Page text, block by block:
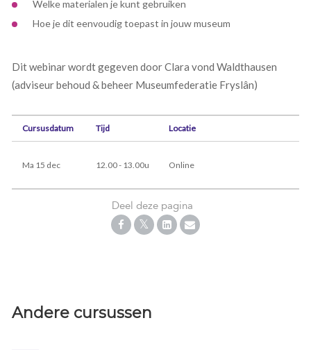
Welke materialen je kunt gebruiken
Hoe je dit eenvoudig toepast in jouw museum
Dit webinar wordt gegeven door Clara vond Waldthausen
(adviseur behoud & beheer Museumfederatie Fryslân)
Cursusdatum Tijd Locatie
Ma 15 dec 12.00 - 13.00u Online
Deel deze pagina
Andere cursussen